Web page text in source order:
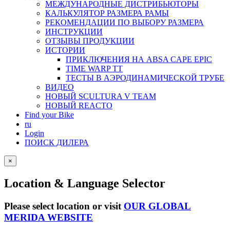
МЕЖДУНАРОДНЫЕ ДИСТРИБЬЮТОРЫ
КАЛЬКУЛЯТОР РАЗМЕРА РАМЫ
РЕКОМЕНДАЦИИ ПО ВЫБОРУ РАЗМЕРА
ИНСТРУКЦИИ
ОТЗЫВЫ ПРОДУКЦИИ
ИСТОРИИ
ПРИКЛЮЧЕНИЯ НА ABSA CAPE EPIC
TIME WARP TT
ТЕСТЫ В АЭРОДИНАМИЧЕСКОЙ ТРУБЕ
ВИДЕО
НОВЫЙ SCULTURA V TEAM
НОВЫЙ REACTO
Find your Bike
ru
Login
ПОИСК ДИЛЕРА
×
Location & Language Selector
Please select location or visit OUR GLOBAL
MERIDA WEBSITE